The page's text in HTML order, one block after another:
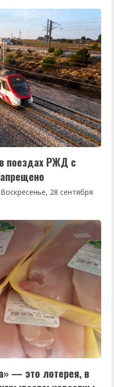
поездах РЖД с
Воскресенье, 28 сентября
— это лотерея, в